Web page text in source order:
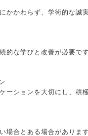
かかわらず、学術的な誠
的な学びと改善が必要で
ーションを大切にし、積
場合とある場合がありま